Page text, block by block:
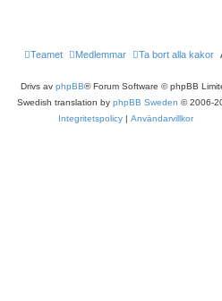
Ta bort alla kakor
Medlemmar
Teamet
Drivs av phpBB® Forum Software © phpBB
Swedish translation by phpBB Sweden © 2006-
Integritetspolicy | Användarvillkor